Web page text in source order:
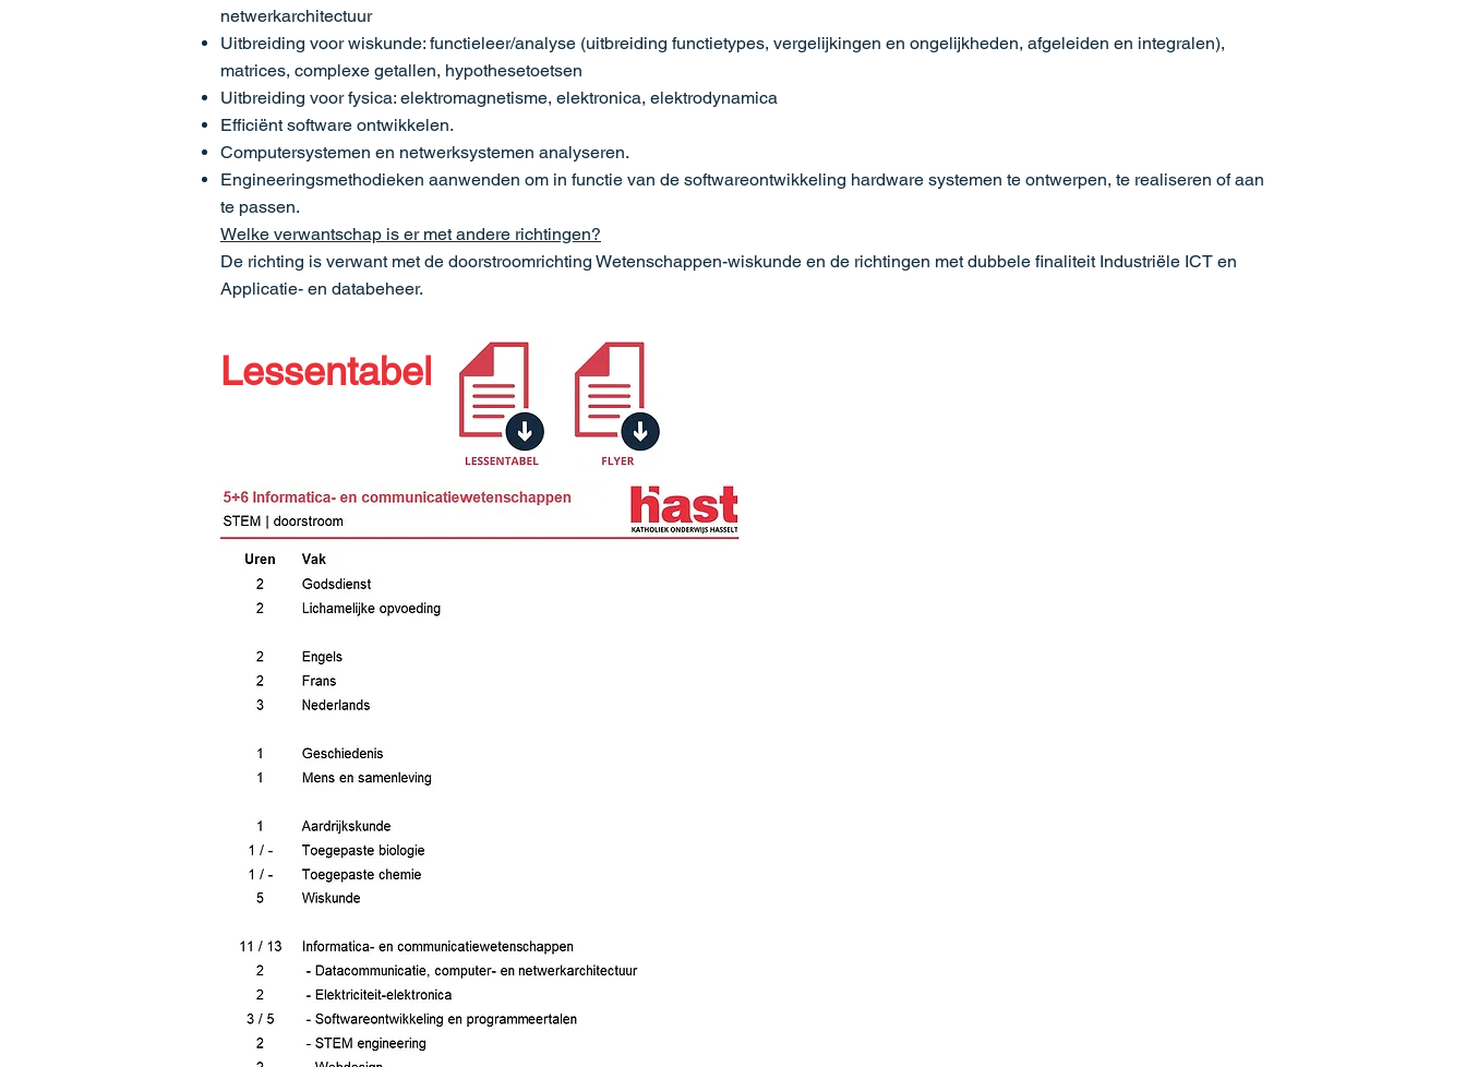
netwerkarchitectuur
Uitbreiding voor wiskunde: functieleer/analyse (uitbreiding functietypes, vergelijkingen en ongelijkheden, afgeleiden en integralen),
matrices, complexe getallen, hypothesetoetsen
Uitbreiding voor fysica: elektromagnetisme, elektronica, elektrodynamica
Efficiënt software ontwikkelen.
Computersystemen en netwerksystemen analyseren.
Engineeringsmethodieken aanwenden om in functie van de softwareontwikkeling hardware systemen te ontwerpen, te realiseren of aan
te passen.
Welke verwantschap is er met andere richtingen?
De richting is verwant met de doorstroomrichting Wetenschappen-wiskunde en de richtingen met dubbele finaliteit Industriële ICT en
Applicatie- en databeheer.
Lessentabel